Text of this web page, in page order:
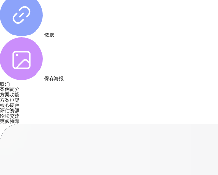
链接
保存海报
取消
案例简介
方案功能
方案框架
核心硬件
评估资源
论坛交流
更多推荐